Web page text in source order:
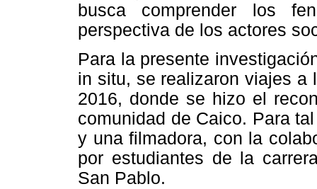
busca comprender los
perspectiva de los actores
Para la presente
in situ, se realizaron viajes a
2016, donde se hizo el
comunidad de Caico. Para
y una filmadora, con la
por estudiantes de la
San Pablo.